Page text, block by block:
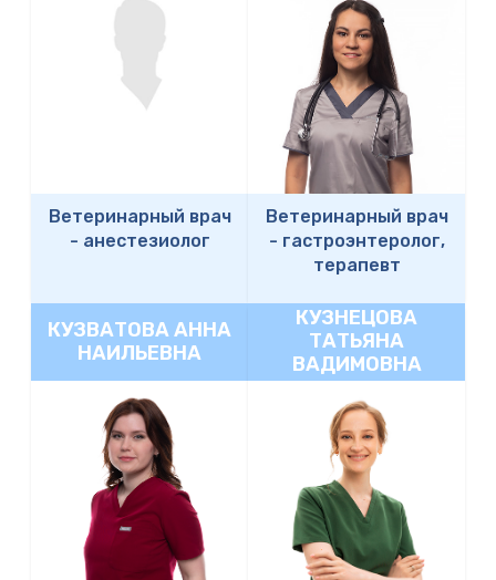
Ветеринарный врач
- анестезиолог
Ветеринарный врач
- гастроэнтеролог,
терапевт
КУЗВАТОВА АННА
НАИЛЬЕВНА
КУЗНЕЦОВА
ТАТЬЯНА
ВАДИМОВНА